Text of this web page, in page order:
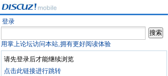
登录
用掌上论坛访问本站,拥有更好阅读体验
请先登录后才能继续浏览
点击此链接进行跳转